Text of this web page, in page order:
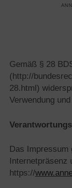
Gemäß § 28
(http://
28.html)
Verwendung
Das Impressum
Internetpräsenz
https://